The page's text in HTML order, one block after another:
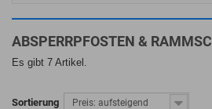
ABSPERRPFOSTEN &
Es gibt 7 Artikel.
Sortierung Preis: aufsteigend